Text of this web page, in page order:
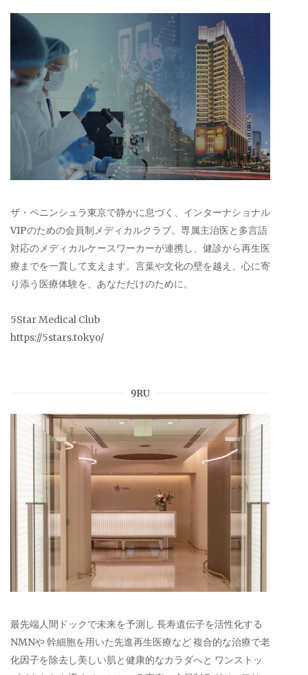
ザ・ペニンシュラ東京で静かに息づく、インターナショナル
VIPのための会員制メディカルクラブ。専属主治医と多言語
対応のメディカルケースワーカーが連携し、健診から再生医
療までを一貫して支えます。言葉や文化の壁を越え、心に寄
り添う医療体験を、あなただけのために。
5Star Medical Club
https://5stars.tokyo/
9RU
最先端人間ドックで未来を予測し 長寿遺伝子を活性化する
NMNや 幹細胞を用いた先進再生医療など 複合的な治療で老
化因子を除去し美しい肌と健康的なカラダへと ワンストッ